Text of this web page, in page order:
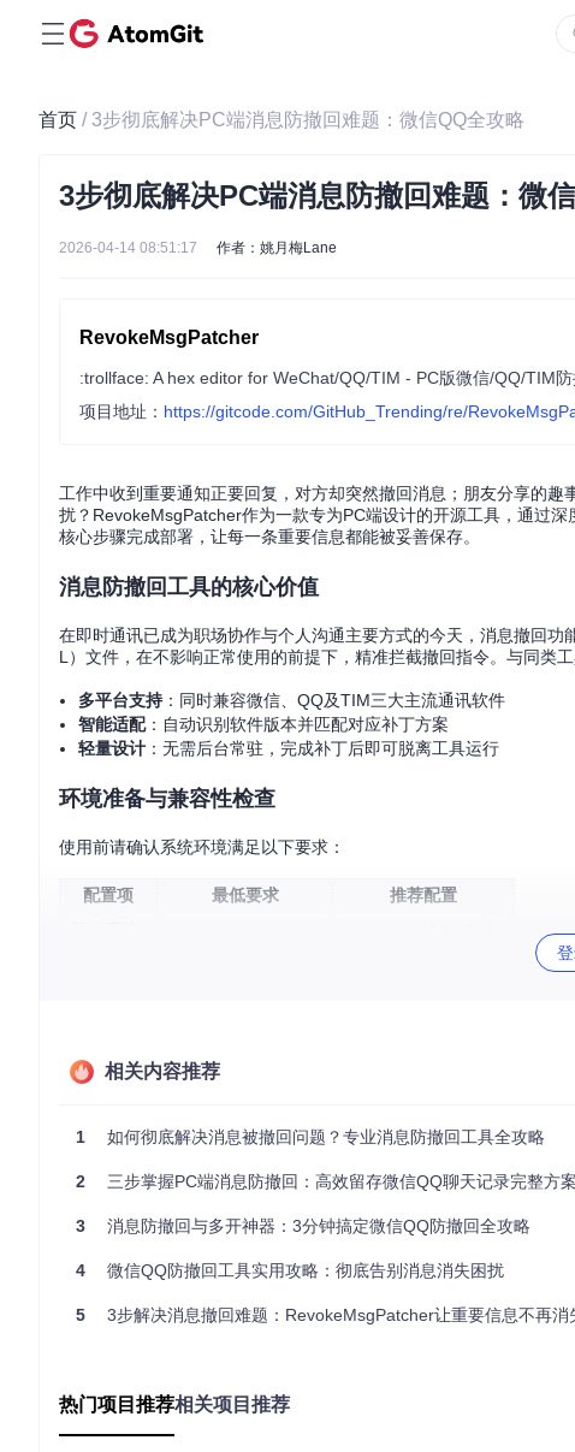
首页 / 3步彻底解决PC端消息防撤回难题：微信QQ全攻略
3步彻底解决PC端消息防撤回难题：微
2026-04-14 08:51:17 作者：姚月梅Lane
RevokeMsgPatcher
:trollface: A hex editor for WeChat/QQ/TIM - PC版微信/QQ/TIM
项目地址： https://gitcode.com/GitHub_Trending/re/
工作中收到重要通知正要回复，对方却突然撤回消息；朋友分享的
扰？RevokeMsgPatcher作为一款专为PC端设计的开源工具，通过
核心步骤完成部署，让每一条重要信息都能被妥善保存。
消息防撤回工具的核心价值
在即时通讯已成为职场协作与个人沟通主要方式的今天，消息撤回
L）文件，在不影响正常使用的前提下，精准拦截撤回指令。与同类
多平台支持 ：同时兼容微信、QQ及TIM三大主流通讯软件
智能适配：自动识别软件版本并匹配对应补丁方案
轻量设计 ：无需后台常驻，完成补丁后即可脱离工具运行
环境准备与兼容性检查
使用前请确认系统环境满足以下要求：
配置项 最低要求
推荐配置
获取工具源码的方式如下：
git clone
右键任务栏图标选择"退出"，并通过任务管理器确认微信（
相关内容推荐
1 如何彻底解决消息被撤回问题？专业消息防撤回工具全攻略
2 三步掌握PC端消息防撤回：高效留存微信QQ聊天记录完整方案
3 消息防撤回与多开神器：3分钟搞定微信QQ防撤回全攻略
4 微信QQ防撤回工具实用攻略：彻底告别消息消失困扰
5 3步解决消息撤回难题：RevokeMsgPatcher让重要信息不再消
热门项目推荐相关项目推荐